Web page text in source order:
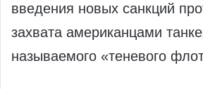
введения новых санкций
захвата американцами
называемого «теневого